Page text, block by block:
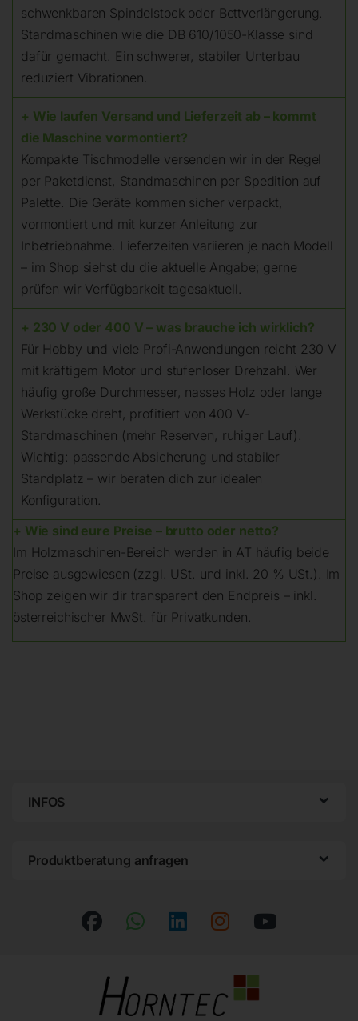
schwenkbaren Spindelstock oder Bettverlängerung.
Standmaschinen wie die DB 610/1050-Klasse sind
dafür gemacht. Ein schwerer, stabiler Unterbau
reduziert Vibrationen.
+ Wie laufen Versand und Lieferzeit ab – kommt
die Maschine vormontiert?
Kompakte Tischmodelle versenden wir in der Regel
per Paketdienst, Standmaschinen per Spedition auf
Palette. Die Geräte kommen sicher verpackt,
vormontiert und mit kurzer Anleitung zur
Inbetriebnahme. Lieferzeiten variieren je nach Modell
– im Shop siehst du die aktuelle Angabe; gerne
prüfen wir Verfügbarkeit tagesaktuell.
+ 230 V oder 400 V – was brauche ich wirklich?
Für Hobby und viele Profi-Anwendungen reicht 230 V
mit kräftigem Motor und stufenloser Drehzahl. Wer
häufig große Durchmesser, nasses Holz oder lange
Werkstücke dreht, profitiert von 400 V-
Standmaschinen (mehr Reserven, ruhiger Lauf).
Wichtig: passende Absicherung und stabiler
Standplatz – wir beraten dich zur idealen
Konfiguration.
+ Wie sind eure Preise – brutto oder netto?
Im Holzmaschinen-Bereich werden in AT häufig beide
Preise ausgewiesen (zzgl. USt. und inkl. 20 % USt.). Im
Shop zeigen wir dir transparent den Endpreis – inkl.
österreichischer MwSt. für Privatkunden.
INFOS
Produktberatung anfragen